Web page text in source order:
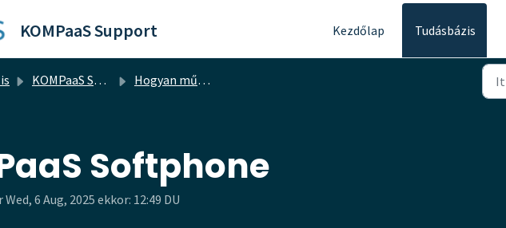
KOMPaaS Support Kezdőlap Tudásbázis
KOMPaaS Softphone Hogyan működik
Softphone
6 Aug, 2025 ekkor: 12:49 DU